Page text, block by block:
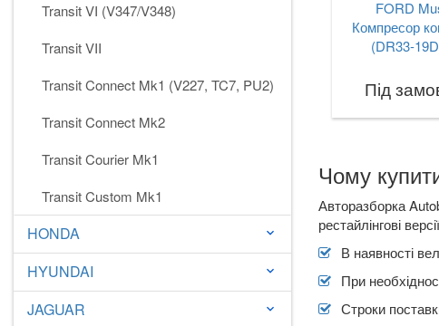
Transit VI (V347/V348)
Transit VII
Transit Connect Mk1 (V227, TC7, PU2)
Transit Connect Mk2
Transit Courier Mk1
Transit Custom Mk1
HONDA keyboard_arrow_down
HYUNDAI keyboard_arrow_down
JAGUAR keyboard_arrow_down
FORD
Компресор
(DR33-
Під
Чому
Авторазборка
рестайлінгові
В наявності
При
Строки